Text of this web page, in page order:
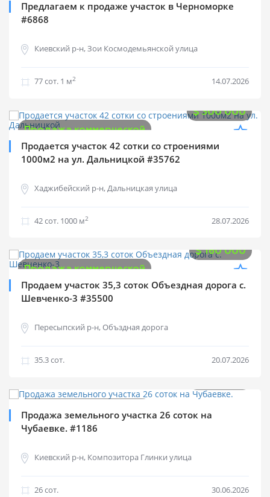
Предлагаем к продаже участок в Черноморке
#6868
Киевский р-н, Зои Космодемьянской улица
77 cот. 1 м2 14.07.2026
$300 000
Продажа коммерческой
Продается участок 42 сотки со строениями
1000м2 на ул. Дальницкой #35762
Хаджибейский р-н, Дальницкая улица
42 cот. 1000 м2 28.07.2026
$160 000
Продажа коммерческой
Продаем участок 35,3 соток Объездная дорога с.
Шевченко-3 #35500
Пересыпский р-н, Объздная дорога
35.3 cот. 20.07.2026
Продажа земельного участка 26 соток на
Чубаевке. #1186
Киевский р-н, Композитора Глинки улица
26 cот. 30.06.2026